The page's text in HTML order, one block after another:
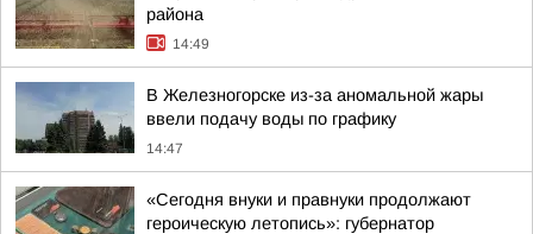
района
14:49
В Железногорске из-за аномальной жары
ввели подачу воды по графику
14:47
«Сегодня внуки и правнуки продолжают
героическую летопись»: губернатор